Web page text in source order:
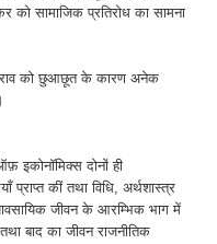
को सामाजिक प्रतिरोध का सामना
को छुआछूत के कारण अनेक
इकोनॉमिक्स दोनों ही
प्राप्त कीं तथा विधि, अर्थशास्त्र
जीवन के आरम्भिक भाग में
बाद का जीवन राजनीतिक